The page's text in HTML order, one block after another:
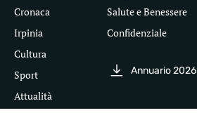
Cronaca
Irpinia
Cultura
Sport
Attualità
Salute e Benessere
Confidenziale
Annuario 2026